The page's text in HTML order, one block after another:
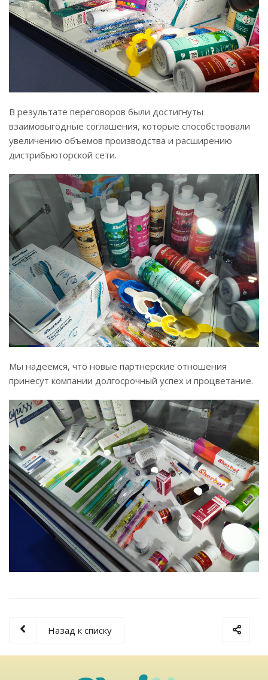
В результате переговоров были достигнуты
взаимовыгодные соглашения, которые способствовали
увеличению объемов производства и расширению
дистрибьюторской сети.
Мы надеемся, что новые партнерские отношения
принесут компании долгосрочный успех и процветание.
Назад к списку